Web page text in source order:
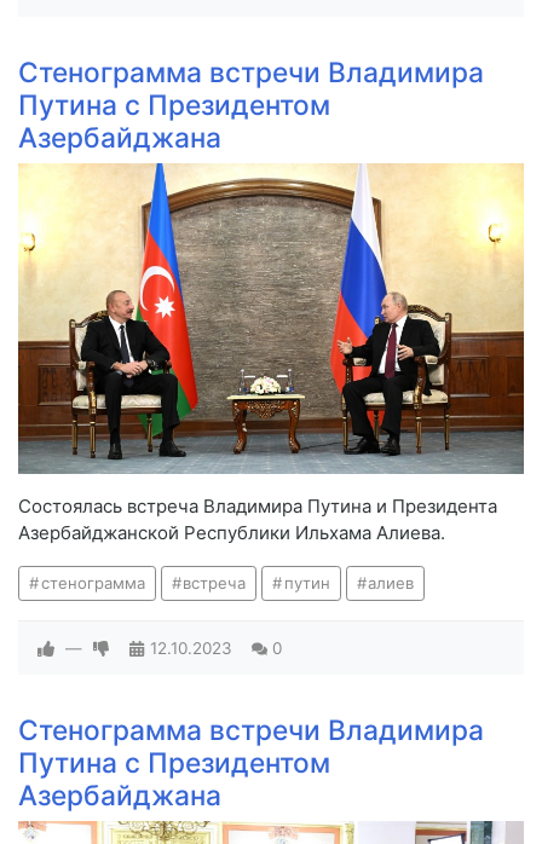
Стенограмма встречи Владимира
Путина с Президентом
Азербайджана
Состоялась встреча Владимира Путина и Президента
Азербайджанской Республики Ильхама Алиева.
стенограмма встреча путин алиев
— 12.10.2023 0
Стенограмма встречи Владимира
Путина с Президентом
Азербайджана